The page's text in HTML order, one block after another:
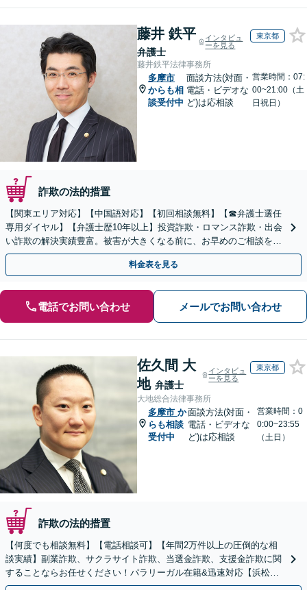
藤井 鉄平
弁護士
インタビュ
ーを見る
東京都
藤井鉄平法律事務所
多摩市
からも相
談受付中
面談方法(対面・
電話・ビデオな
ど)は応相談
営業時間：07:
00~21:00（土
日祝日）
詐欺の法的措置
【関東エリア対応】【中国語対応】【初回相談無料】【☎︎弁護士選任
専用ダイヤル】【弁護士歴10年以上】投資詐欺・ロマンス詐欺・出会
い詐欺の解決実績豊富。被害が大きくなる前に、お早めのご相談を。
セカンドオピニオン・オンラインの対応も可能
料金表を見る
電話でお問い合わせ メールでお問い合わせ
佐久間 大
地 弁護士
インタビュ
ーを見る
東京都
大地総合法律事務所
多摩市 か
らも相談
受付中
面談方法(対面・
電話・ビデオな
ど)は応相談
営業時間：0
0:00~23:55
（土日）
詐欺の法的措置
【何度でも相談無料】【電話相談可】【年間2万件以上の圧倒的な相
談実績】副業詐欺、サクラサイト詐欺、当選金詐欺、支援金詐欺に関
することならお任せください！パラリーガル在籍&迅速対応【浜松町
駅1分】※結婚詐欺・ロマンス詐欺に関するご相談はお断り